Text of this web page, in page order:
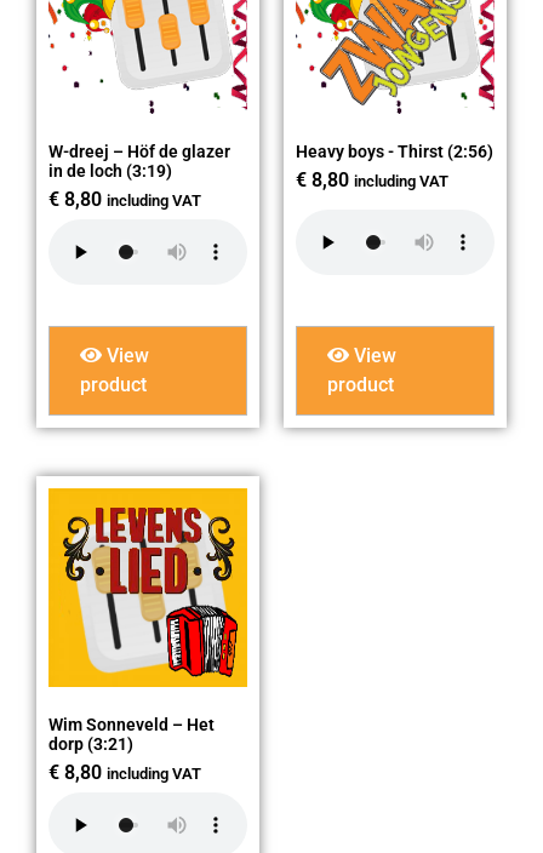
W-dreej – Höf de glazer
in de loch (3:19)
€ 8,80 including VAT
View
product
Heavy boys - Thirst (2:56)
€ 8,80 including VAT
View
product
Wim Sonneveld – Het
dorp (3:21)
€ 8,80 including VAT